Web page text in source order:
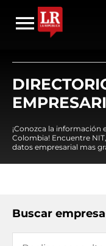
¡Conozca la información
Colombia! Encuentre
datos empresarial mas
Buscar empresa